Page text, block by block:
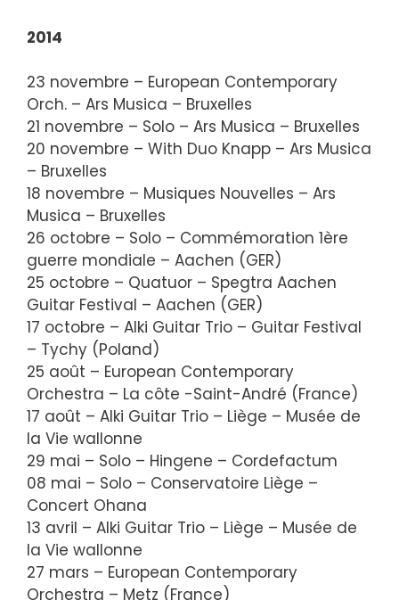
2014
23 novembre – European Contemporary
Orch. – Ars Musica – Bruxelles
21 novembre – Solo – Ars Musica – Bruxelles
20 novembre – With Duo Knapp – Ars Musica
– Bruxelles
18 novembre – Musiques Nouvelles – Ars
Musica – Bruxelles
26 octobre – Solo – Commémoration 1ère
guerre mondiale – Aachen (GER)
25 octobre – Quatuor – Spegtra Aachen
Guitar Festival – Aachen (GER)
17 octobre – Alki Guitar Trio – Guitar Festival
– Tychy (Poland)
25 août – European Contemporary
Orchestra – La côte -Saint-André (France)
17 août – Alki Guitar Trio – Liège – Musée de
la Vie wallonne
29 mai – Solo – Hingene – Cordefactum
08 mai – Solo – Conservatoire Liège –
Concert Ohana
13 avril – Alki Guitar Trio – Liège – Musée de
la Vie wallonne
27 mars – European Contemporary
Orchestra – Metz (France)